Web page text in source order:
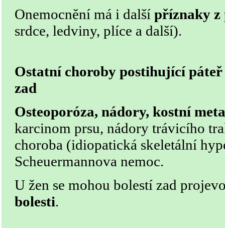
Onemocnění má i další příznaky z
srdce, ledviny, plíce a další).
Ostatní choroby postihující
zad
Osteoporóza, nádory, kostní
karcinom prsu, nádory trávicího
choroba (idiopatická skeletální
Scheuermannova ne­moc.
U žen se mohou bolestí zad
bolesti.